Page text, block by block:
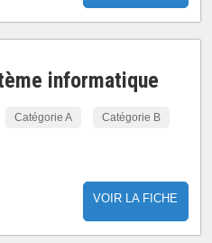
informatique
Catégorie A Catégorie B
VOIR LA FICHE